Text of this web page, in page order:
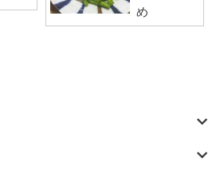
め